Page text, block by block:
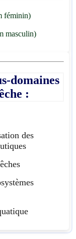
féminin)
masculin)
domaines
:
des